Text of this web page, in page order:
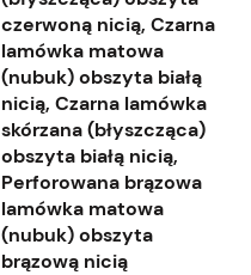
czerwoną nicią, Czarna
lamówka matowa
(nubuk) obszyta białą
nicią, Czarna lamówka
skórzana (błyszcząca)
obszyta białą nicią,
Perforowana brązowa
lamówka matowa
(nubuk) obszyta
brązową nicią